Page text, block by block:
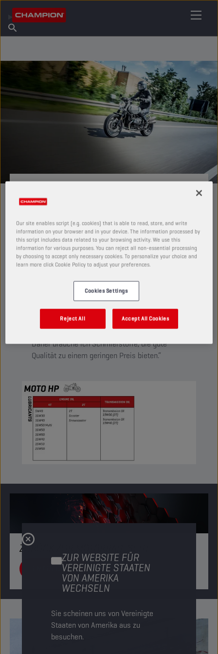
ZUR WEBSITE FÜR
VEREINIGTE STAATEN
VON AMERIKA
WECHSELN
Sie scheinen uns von Vereinigte
Staaten von Amerika aus zu
besuchen.
Über Champion
Händler finden
Ein Sortiment für Fahrer, die für ihr Geld nur das Beste
erwarten. Zuverlässige und vielseitige Öle, die für viele
verschiedene Motorräder geeignet sind.
MOTO HP
„Ich fahre mit meinem Motorrad hauptsächlich
zur Arbeit, es ist also eher ein Transportmittel.
Daher brauche ich Schmierstoffe, die gute
Qualität zu einem geringen Preis bieten.“
ZURÜCK ZUR MOTORRAD-SEITE
ENTDECKEN
Our site enables script (e.g. cookies) that is able to read, store, and write
information on your browser and in your device. The information processed by
this script includes data related to your browsing activity. We use this
information for various purposes. You can reject all non-essential processing
by choosing to accept only necessary cookies. To personalize your choice and
learn more click Cookie Policy to adjust your preferences.
Cookies Settings
Reject All Accept All Cookies